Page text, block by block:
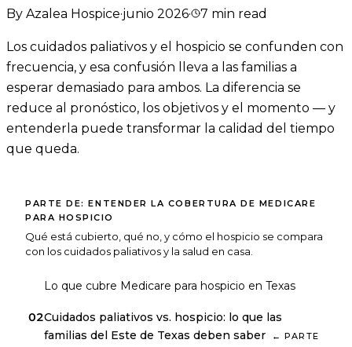
By Azalea Hospice·junio 2026· 7 min read
Los cuidados paliativos y el hospicio se confunden con
frecuencia, y esa confusión lleva a las familias a
esperar demasiado para ambos. La diferencia se
reduce al pronóstico, los objetivos y el momento — y
entenderla puede transformar la calidad del tiempo
que queda.
PARTE DE: ENTENDER LA COBERTURA DE MEDICARE
PARA HOSPICIO
Qué está cubierto, qué no, y cómo el hospicio se compara
con los cuidados paliativos y la salud en casa.
Lo que cubre Medicare para hospicio en Texas
02Cuidados paliativos vs. hospicio: lo que las
familias del Este de Texas deben saber
←PARTE